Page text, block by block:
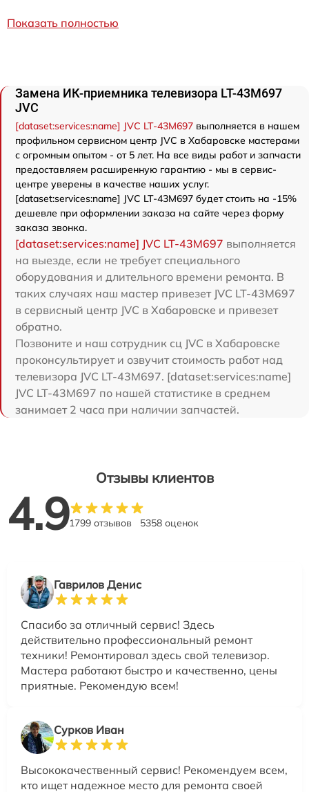
Показать полностью
Замена ИК-приемника телевизора LT-43M697
JVC
[dataset:services:name] JVC LT-43M697 выполняется в нашем
профильном сервисном центр JVC в Хабаровске мастерами
с огромным опытом - от 5 лет. На все виды работ и запчасти
предоставляем расширенную гарантию - мы в сервис-
центре уверены в качестве наших услуг.
[dataset:services:name] JVC LT-43M697 будет стоить на -15%
дешевле при оформлении заказа на сайте через форму
заказа звонка.
[dataset:services:name] JVC LT-43M697 выполняется
на выезде, если не требует специального
оборудования и длительного времени ремонта. В
таких случаях наш мастер привезет JVC LT-43M697
в сервисный центр JVC в Хабаровске и привезет
обратно.
Позвоните и наш сотрудник сц JVC в Хабаровске
проконсультирует и озвучит стоимость работ над
телевизора JVC LT-43M697. [dataset:services:name]
JVC LT-43M697 по нашей статистике в среднем
занимает 2 часа при наличии запчастей.
Отзывы клиентов
4.91799 отзывов 5358 оценок
Гаврилов Денис
Спасибо за отличный сервис! Здесь
действительно профессиональный ремонт
техники! Ремонтировал здесь свой телевизор.
Мастера работают быстро и качественно, цены
приятные. Рекомендую всем!
Сурков Иван
Высококачественный сервис! Рекомендуем всем,
кто ищет надежное место для ремонта своей